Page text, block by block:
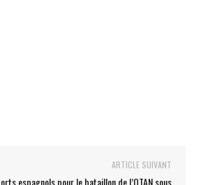
ARTICLE SUIVANT
espagnols pour le bataillon de l’OTAN sous